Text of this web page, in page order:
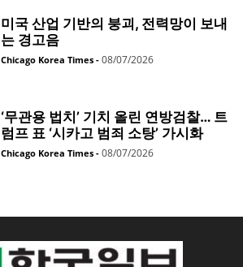
미국 산업 기반의 붕괴, 전력망이 보내
는 경고음
Chicago Korea Times - 08/07/2026
‘무관용 법치’ 기치 올린 연방검찰… 트
럼프 표 ‘시카고 범죄 소탕’ 가시화
Chicago Korea Times - 08/07/2026